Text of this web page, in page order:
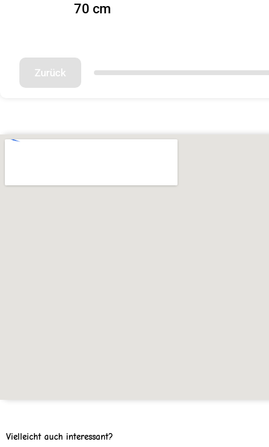
70 cm
Zurück
Vielleicht auch interessant?